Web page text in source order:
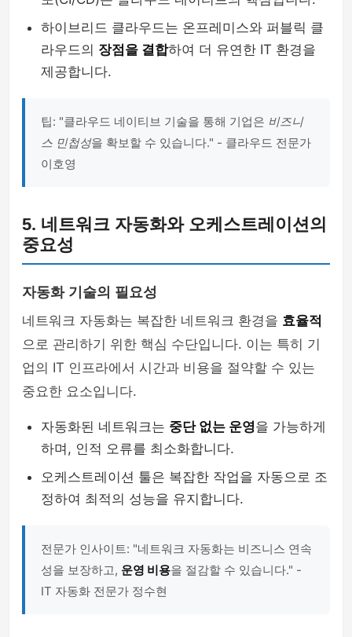
하이브리드 클라우드는 온프레미스와 퍼블릭 클
라우드의 장점을 결합하여 더 유연한 IT 환경을
제공합니다.
팁: "클라우드 네이티브 기술을 통해 기업은 비즈니
스 민첩성을 확보할 수 있습니다." - 클라우드 전문가
이호영
5. 네트워크 자동화와 오케스트레이션의
중요성
자동화 기술의 필요성
네트워크 자동화는 복잡한 네트워크 환경을 효율적
으로 관리하기 위한 핵심 수단입니다. 이는 특히 기
업의 IT 인프라에서 시간과 비용을 절약할 수 있는
중요한 요소입니다.
자동화된 네트워크는 중단 없는 운영을 가능하게
하며, 인적 오류를 최소화합니다.
오케스트레이션 툴은 복잡한 작업을 자동으로 조
정하여 최적의 성능을 유지합니다.
전문가 인사이트: "네트워크 자동화는 비즈니스 연속
성을 보장하고, 운영 비용을 절감할 수 있습니다." -
IT 자동화 전문가 정수현